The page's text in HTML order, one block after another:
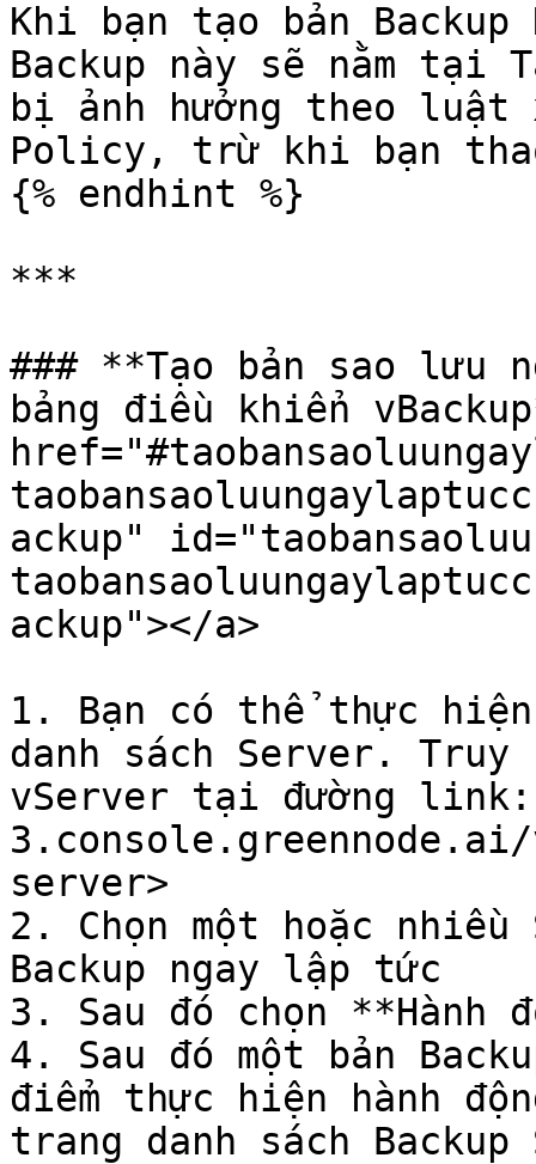
Khi bạn tạo bản Backup
Backup này sẽ nằm tại
bị ảnh hưởng theo
Policy, trừ khi bạn
{% endhint %}
***
### **Tạo bản sao lưu
bảng điều khiển
ackup"
ackup"></a>
1. Bạn có thể thực
danh sách Server.
vServer tại đường
server>
2. Chọn một hoặc nhiều
Backup ngay lập tức
3. Sau đó chọn **Hành
4. Sau đó một bản
điểm thực hiện hành
trang danh sách Backup